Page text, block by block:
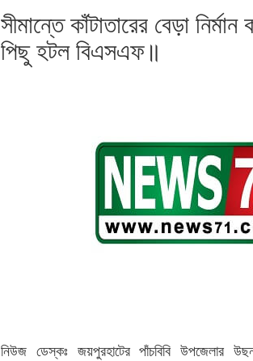
সীমান্তে কাঁটাতারের বেড়া
পিছু হটল বিএসএফ॥
নিউজ ডেস্কঃ জয়পুরহাটের পাঁচবিবি উপজেলার